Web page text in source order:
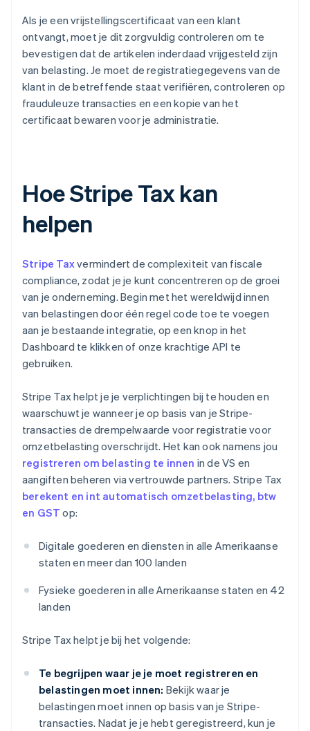
Als je een vrijstellingscertificaat van een klant
ontvangt, moet je dit zorgvuldig controleren om te
bevestigen dat de artikelen inderdaad vrijgesteld zijn
van belasting. Je moet de registratiegegevens van de
klant in de betreffende staat verifiëren, controleren op
frauduleuze transacties en een kopie van het
certificaat bewaren voor je administratie.
Hoe Stripe Tax kan
helpen
Stripe Taxvermindert de complexiteit van fiscale
compliance, zodat je je kunt concentreren op de groei
van je onderneming. Begin met het wereldwijd innen
van belastingen door één regel code toe te voegen
aan je bestaande integratie, op een knop in het
Dashboard te klikken of onze krachtige API te
gebruiken.
Stripe Tax helpt je je verplichtingen bij te houden en
waarschuwt je wanneer je op basis van je Stripe-
transacties de drempelwaarde voor registratie voor
omzetbelasting overschrijdt. Het kan ook namens jou
registreren om belasting te innen in de VS en
aangiften beheren via vertrouwde partners. Stripe Tax
berekent en int automatisch omzetbelasting, btw
en GST op:
Digitale goederen en diensten in alle Amerikaanse
staten en meer dan 100 landen
Fysieke goederen in alle Amerikaanse staten en 42
landen
Stripe Tax helpt je bij het volgende:
Te begrijpen waar je je moet registreren en
belastingen moet innen: Bekijk waar je
belastingen moet innen op basis van je Stripe-
transacties. Nadat je je hebt geregistreerd, kun je